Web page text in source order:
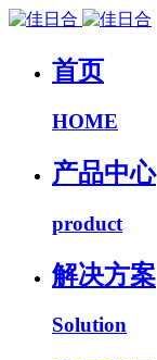
首页
HOME
产品中心
product
解决方案
Solution